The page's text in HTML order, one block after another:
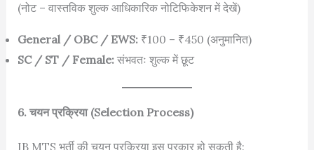
(नोट – वास्तविक शुल्क आधिकारिक नोटिफिकेशन में देखें)
General / OBC / EWS:₹100 – ₹450 (अनुमानित)
SC / ST / Female:संभवतः शुल्क में छूट
6. चयन प्रक्रिया (Selection Process)
IB MTS भर्ती की चयन प्रक्रिया इस प्रकार हो सकती है: